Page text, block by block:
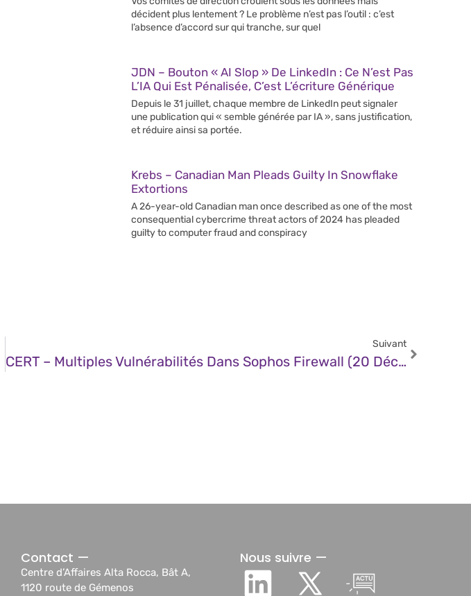
décident plus lentement ? Le problème n’est pas l’outil : c’est
l’absence d’accord sur qui tranche, sur quel
JDN – Bouton « AI Slop » De LinkedIn : Ce N’est Pas
L’IA Qui Est Pénalisée, C’est L’écriture Générique
Depuis le 31 juillet, chaque membre de LinkedIn peut signaler
une publication qui « semble générée par IA », sans justification,
et réduire ainsi sa portée.
Krebs – Canadian Man Pleads Guilty In Snowflake
Extortions
A 26-year-old Canadian man once described as one of the most
consequential cybercrime threat actors of 2024 has pleaded
guilty to computer fraud and conspiracy
Suivant
CERT – Multiples Vulnérabilités Dans Sophos Firewall (20 Décembre 2024)
Contact —
Centre d’Affaires Alta Rocca, Bât A,
1120 route de Gémenos
Nous suivre —